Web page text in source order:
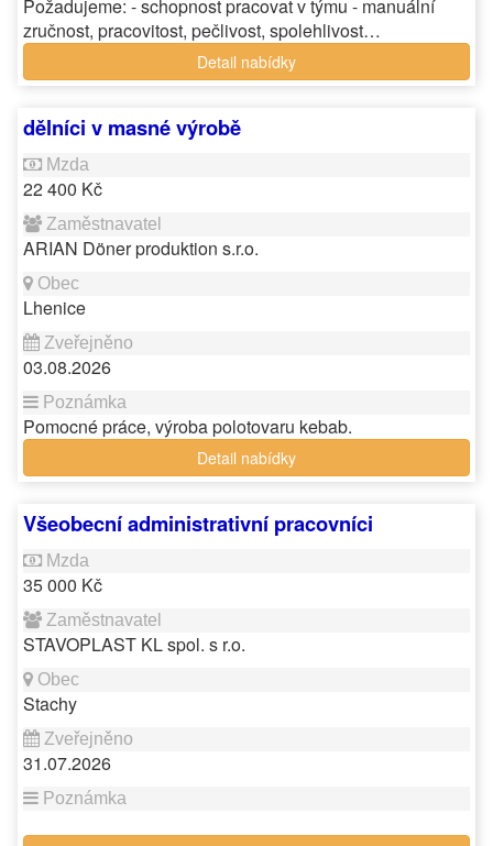
Požadujeme: - schopnost pracovat v týmu - manuální
zručnost, pracovitost, pečlivost, spolehlivost…
Detail nabídky
dělníci v masné výrobě
22 400 Kč
ARIAN Döner produktion s.r.o.
Lhenice
03.08.2026
Pomocné práce, výroba polotovaru kebab.
Detail nabídky
Všeobecní administrativní pracovníci
35 000 Kč
STAVOPLAST KL spol. s r.o.
Stachy
31.07.2026